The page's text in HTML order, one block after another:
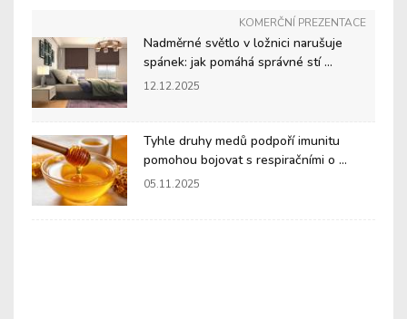
KOMERČNÍ PREZENTACE
Nadměrné světlo v ložnici narušuje
spánek: jak pomáhá správné stí ...
12.12.2025
Tyhle druhy medů podpoří imunitu
pomohou bojovat s respiračními o ...
05.11.2025